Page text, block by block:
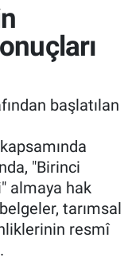
başlatılan
"Birinci
almaya hak
tarımsal
resmî